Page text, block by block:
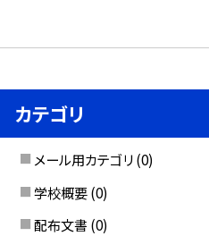
カテゴリ
メール用カテゴリ (0)
学校概要 (0)
配布文書 (0)